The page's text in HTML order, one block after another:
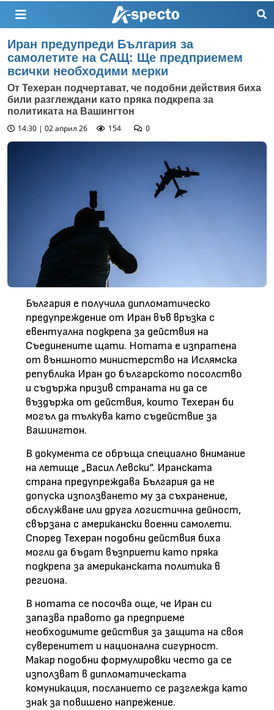
Иран предупреди България за
самолетите на САЩ: Ще предприемем
всички необходими мерки
От Техеран подчертават, че подобни действия биха
били разглеждани като пряка подкрепа за
политиката на Вашингтон
14:30 | 02 април 26
154 0
България е получила дипломатическо
предупреждение от Иран във връзка с
евентуална подкрепа за действия на
Съединените щати. Нотата е изпратена
от външното министерство на Ислямска
република Иран до българското посолство
и съдържа призив страната ни да се
въздържа от действия, които Техеран би
могъл да тълкува като съдействие за
Вашингтон.
В документа се обръща специално внимание
на летище „Васил Левски“. Иранската
страна предупреждава България да не
допуска използването му за съхранение,
обслужване или друга логистична дейност,
свързана с американски военни самолети.
Според Техеран подобни действия биха
могли да бъдат възприети като пряка
подкрепа за американската политика в
региона.
В нотата се посочва още, че Иран си
запазва правото да предприеме
необходимите действия за защита на своя
суверенитет и национална сигурност.
Макар подобни формулировки често да се
използват в дипломатическата
комуникация, посланието се разглежда като
знак за повишено напрежение.